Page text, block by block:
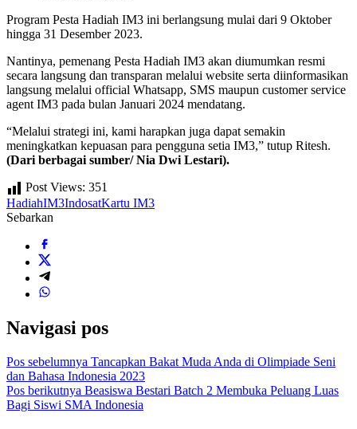
Program Pesta Hadiah IM3 ini berlangsung mulai dari 9 Oktober
hingga 31 Desember 2023.
Nantinya, pemenang Pesta Hadiah IM3 akan diumumkan resmi
secara langsung dan transparan melalui website serta diinformasikan
langsung melalui official Whatsapp, SMS maupun customer service
agent IM3 pada bulan Januari 2024 mendatang.
“Melalui strategi ini, kami harapkan juga dapat semakin
meningkatkan kepuasan para pengguna setia IM3,” tutup Ritesh.
(Dari berbagai sumber/ Nia Dwi Lestari).
Post Views: 351
HadiahIM3IndosatKartu IM3
Sebarkan
Navigasi pos
Pos sebelumnya Tancapkan Bakat Muda Anda di Olimpiade Seni
dan Bahasa Indonesia 2023
Pos berikutnya Beasiswa Bestari Batch 2 Membuka Peluang Luas
Bagi Siswi SMA Indonesia